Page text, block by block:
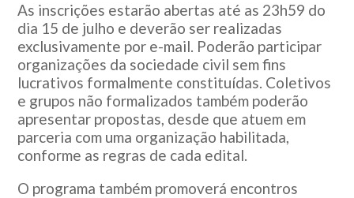
As inscrições estarão abertas até as 23h59 do
dia 15 de julho e deverão ser realizadas
exclusivamente por e-mail. Poderão participar
organizações da sociedade civil sem fins
lucrativos formalmente constituídas. Coletivos
e grupos não formalizados também poderão
apresentar propostas, desde que atuem em
parceria com uma organização habilitada,
conforme as regras de cada edital.
O programa também promoverá encontros